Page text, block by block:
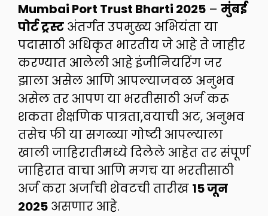
Mumbai Port Trust Bharti 2025 – मुंबई
पोर्ट ट्रस्ट अंतर्गत उपमुख्य अभियंता या
पदासाठी अधिकृत भारतीय जे आहे ते जाहीर
करण्यात आलेली आहे इंजीनियरिंग जर
झाला असेल आणि आपल्याजवळ अनुभव
असेल तर आपण या भरतीसाठी अर्ज करू
शकता शैक्षणिक पात्रता,वयाची अट, अनुभव
तसेच फी या सगळ्या गोष्टी आपल्याला
खाली जाहिरातीमध्ये दिलेले आहेत तर संपूर्ण
जाहिरात वाचा आणि मगच या भरतीसाठी
अर्ज करा अर्जाची शेवटची तारीख 15 जून
2025 असणार आहे.